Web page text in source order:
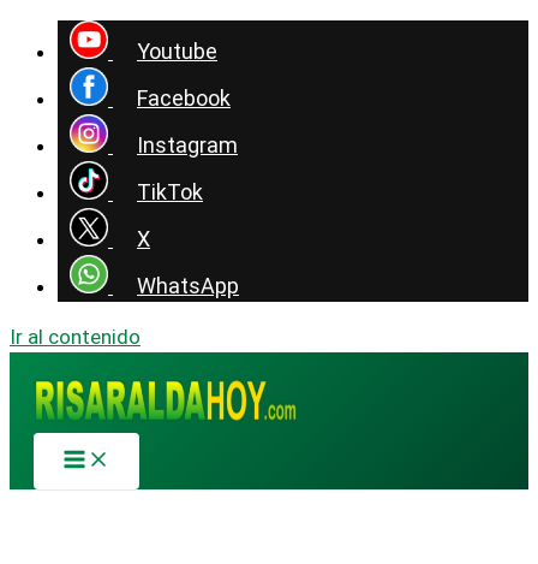
Youtube
Facebook
Instagram
TikTok
X
WhatsApp
Ir al contenido